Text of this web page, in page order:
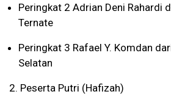
Peringkat 2 Adrian Deni Rahardi
Ternate
Peringkat 3 Rafael Y. Komdan
Selatan
2. Peserta Putri (Hafizah)